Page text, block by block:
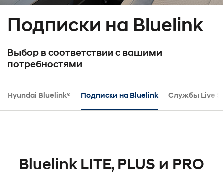
Подписки на Bluelink
Выбор в соответствии с вашими
потребностями
Hyundai Bluelink® Подписки на Bluelink Службы Live
Bluelink LITE, PLUS и PRO